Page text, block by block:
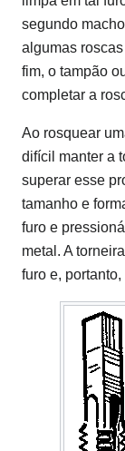
segundo
algumas
fim, o tampão
completar a
Ao rosquear
difícil manter a
superar esse
tamanho e
furo e
metal. A
furo e,